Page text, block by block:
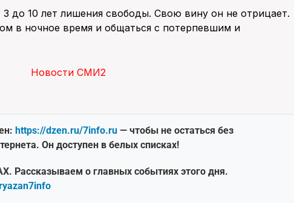
3 до 10 лет лишения свободы. Свою вину он не отрицает.
в ночное время и общаться с потерпевшим и
Новости СМИ2
https://dzen.ru/7info.ru — чтобы не остаться без
Он доступен в белых списках!
Рассказываем о главных событиях этого дня.